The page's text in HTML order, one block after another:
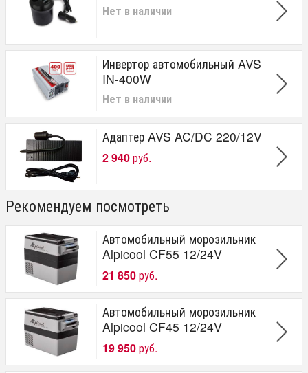
Нет в наличии
Инвертор автомобильный AVS
IN-400W
Нет в наличии
Адаптер AVS AC/DC 220/12V
2 940руб.
Рекомендуем посмотреть
Автомобильный морозильник
Alpicool CF55 12/24V
21 850руб.
Автомобильный морозильник
Alpicool CF45 12/24V
19 950руб.